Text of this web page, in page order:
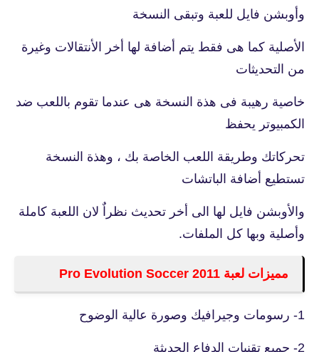
وأوبشن فايل للعبة وتبقى النسخة
الأصلية كما هى فقط يتم أضافة لها أخر الأنتقالات وغيرة
من التحديثات
خاصية رهيبة فى هذة النسخة هى عندما تقوم باللعب ضد
الكمبيوتر يحفظ
تحركاتك وطريقة اللعب الخاصة بك ، وهذة النسخة
تستطيع أضافة الباتشات
والأوبشن فايل لها الى أخر تحديث نظراٌ لان اللعبة كاملة
وأصلية وبها كل الملفات.
مميزات لعبة Pro Evolution Soccer 2011
1- رسومات وجيرافيك وصورة عالية الوضوح
2- جميع تقنيات الدفاع الحديثة